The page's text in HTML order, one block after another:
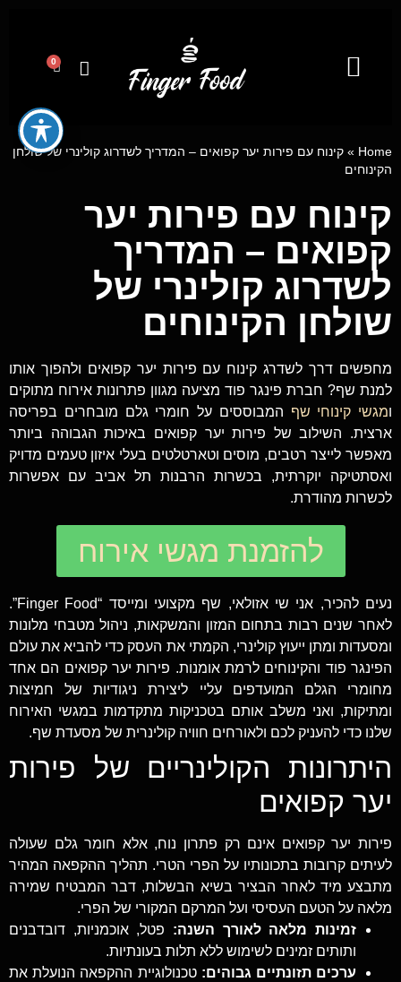
0
Home
» קינוח עם פירות יער קפואים – המדריך לשדרוג קולינרי של שולחן
הקינוחים
קינוח עם פירות יער
קפואים – המדריך
לשדרוג קולינרי של
שולחן הקינוחים
מחפשים דרך לשדרג קינוח עם פירות יער קפואים ולהפוך אותו
למנת שף? חברת פינגר פוד מציעה מגוון פתרונות אירוח מתוקים
ומגשי קינוחי שף המבוססים על חומרי גלם מובחרים בפריסה
ארצית. השילוב של פירות יער קפואים באיכות הגבוהה ביותר
מאפשר לייצר רטבים, מוסים וטארטלטים בעלי איזון טעמים מדויק
ואסתטיקה יוקרתית, בכשרות הרבנות תל אביב עם אפשרות
לכשרות מהודרת.
להזמנת מגשי אירוח
נעים להכיר, אני שי אזולאי, שף מקצועי ומייסד “Finger Food”.
לאחר שנים רבות בתחום המזון והמשקאות, ניהול מטבחי מלונות
ומסעדות ומתן ייעוץ קולינרי, הקמתי את העסק כדי להביא את עולם
הפינגר פוד והקינוחים לרמת אומנות. פירות יער קפואים הם אחד
מחומרי הגלם המועדפים עליי ליצירת ניגודיות של חמיצות
ומתיקות, ואני משלב אותם בטכניקות מתקדמות במגשי האירוח
שלנו כדי להעניק לכם ולאורחים חוויה קולינרית של מסעדת שף.
היתרונות הקולינריים של פירות
יער קפואים
פירות יער קפואים אינם רק פתרון נוח, אלא חומר גלם שעולה
לעיתים קרובות בתכונותיו על הפרי הטרי. תהליך ההקפאה המהיר
מתבצע מיד לאחר הבציר בשיא הבשלות, דבר המבטיח שמירה
מלאה על הטעם העסיסי ועל המרקם המקורי של הפרי.
זמינות מלאה לאורך השנה: פטל, אוכמניות, דובדבנים
ותותים זמינים לשימוש ללא תלות בעונתיות.
ערכים תזונתיים גבוהים: טכנולוגיית ההקפאה הנועלת את